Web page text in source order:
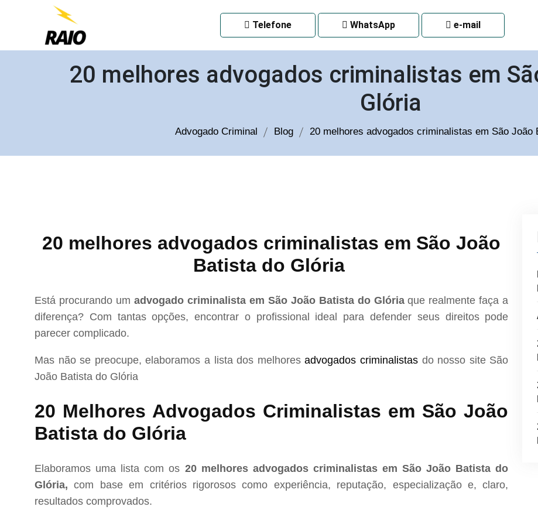
Telefone WhatsApp e-mail
20 melhores advogados criminalistas em
Glória
Advogado Criminal Blog 20 melhores advogados criminalistas em São João
20 melhores advogados criminalistas em São João
Batista do Glória
Está procurando um advogado criminalista em São João Batista do Glóriaque realmente faça a
diferença? Com tantas opções, encontrar o profissional ideal para defender seus direitos pode
parecer complicado.
Mas não se preocupe, elaboramos a lista dos melhoresadvogados criminalistasdo nosso site São
João Batista do Glória
20 Melhores Advogados Criminalistas em São João
Batista do Glória
Elaboramos uma lista com os 20 melhores advogados criminalistas em São João Batista do
Glória, com base em critérios rigorosos como experiência, reputação, especialização e, claro,
resultados comprovados.